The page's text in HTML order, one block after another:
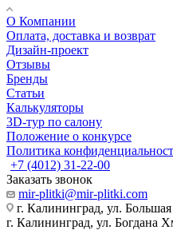
О Компании
Оплата, доставка и возврат
Дизайн-проект
Отзывы
Бренды
Статьи
Калькуляторы
3D-тур по салону
Положение о конкурсе
Политика
+7 (4012) 31-22-00
Заказать звонок
mir-plitki@mir-plitki.com
г. Калининград, ул.
г. Калининград, ул. Богдана